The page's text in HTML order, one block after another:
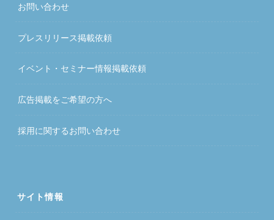
お問い合わせ
プレスリリース掲載依頼
イベント・セミナー情報掲載依頼
広告掲載をご希望の方へ
採用に関するお問い合わせ
サイト情報